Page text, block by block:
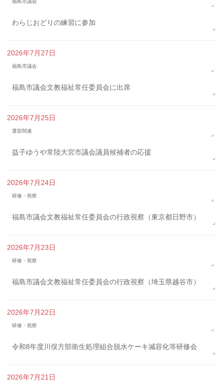
福島市議会
わらじおどりの練習に参加
2026年7月27日
福島市議会
福島市議会文教福祉常任委員会に出席
2026年7月25日
選挙関連
益子ゆうや常陸大宮市議会議員候補者の応援
2026年7月24日
研修・視察
福島市議会文教福祉常任委員会の行政視察（東京都日野市）
2026年7月23日
研修・視察
福島市議会文教福祉常任委員会の行政視察（埼玉県越谷市）
2026年7月22日
研修・視察
令和8年度川俣方部衛生処理組合脱水ケーキ減容化等研修会
2026年7月21日